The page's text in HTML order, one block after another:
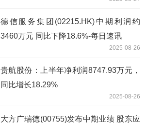
德信服务集团(02215.HK)中期利润约
3460万元 同比下降18.6%-每日速讯
2025-08-26
贵航股份：上半年净利润8747.93万元，
同比增长18.29%
2025-08-26
大方广瑞德(00755)发布中期业绩 股东应